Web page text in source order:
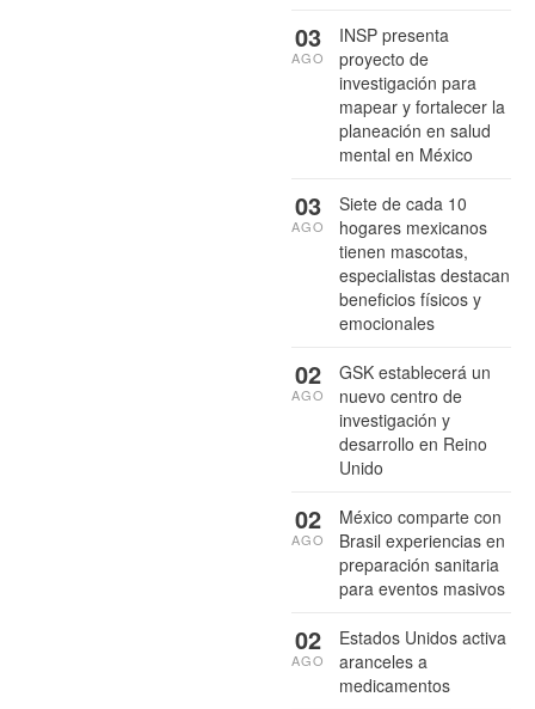
INSP presenta
proyecto de
investigación para
mapear y fortalecer la
planeación en salud
mental en México
03
AGO
Siete de cada 10
hogares mexicanos
tienen mascotas,
especialistas destacan
beneficios físicos y
emocionales
03
AGO
GSK establecerá un
nuevo centro de
investigación y
desarrollo en Reino
Unido
02
AGO
México comparte con
Brasil experiencias en
preparación sanitaria
para eventos masivos
02
AGO
Estados Unidos activa
aranceles a
medicamentos
02
AGO